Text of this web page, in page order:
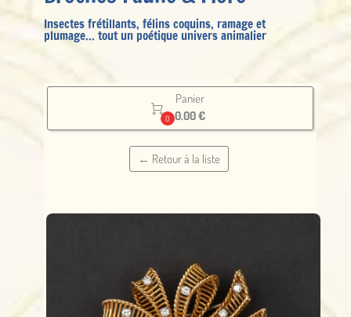
Insectes frétillants, félins coquins, ramage et
plumage... tout un poétique univers animalier

0
Panier
0.00 €
← Retour à la liste